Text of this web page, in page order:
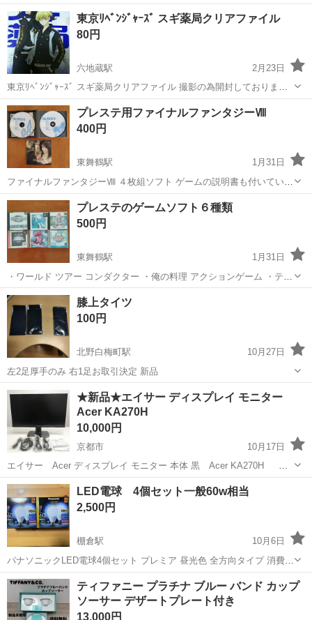
｜未経験から月収例32万円♪｜さらに【年間休日130日】！ 人気の工場
のお仕事 ◇車体用電池の製造◇ 機械の操作、部品のセッティング、検
査、清掃業務など。 ...
兵庫 姫路市 白浜の宮駅 その他
東京ﾘﾍﾞﾝｼﾞｬｰｽﾞ スギ薬局クリアファイル
80円
六地蔵駅
2月23日
東京ﾘﾍﾞﾝｼﾞｬｰｽﾞ スギ薬局クリアファイル 撮影の為開封しておりま
す。 自宅保管 他の物と交換でも可
京都 京都市 六地蔵駅 テレビゲーム リベンジャーズ
プレステ用ファイナルファンタジーⅧ
400円
東舞鶴駅
1月31日
ファイナルファンタジーⅧ ４枚組ソフト ゲームの説明書も付いていま
す。 よろしくお願いします。
京都 舞鶴市 テレビゲーム ゲーム
プレステのゲームソフト６種類
500円
東舞鶴駅
1月31日
・ワールド ツアー コンダクター ・俺の料理 アクションゲーム ・テク
ノビービー パズルゲーム ・トウルー・ラブストーリー ・モンスター
コンプリ ワールド ・ボンビン アイランド ＊ゲームの説明書は全部に
付いています。...
京都 舞鶴市 東舞鶴駅
膝上タイツ
100円
北野白梅町駅
10月27日
左2足厚手のみ 右1足お取引決定 新品
京都 京都市 北野白梅町駅 テレビゲーム
★新品★エイサー ディスプレイ モニター
Acer KA270H
10,000円
京都市
10月17日
エイサー Acer ディスプレイ モニター 本体 黒 Acer KA270H ★
新品の保管品となります。 HDMIを繋げての動作は確認済み。 元箱あ
り。付属品完備です。 27インチ ワイド画面/TFT F...
京都 京都市 テレビゲーム エイサー
LED電球 4個セット一般60w相当
2,500円
棚倉駅
10月6日
パナソニックLED電球4個セット プレミア 昼光色 全方向タイプ 消費電
力7.3w 動作確認済み
京都 木津川市 テレビゲーム
ティファニー プラチナ ブルー バンド カップ
ソーサー デザートプレート付き
13,000円